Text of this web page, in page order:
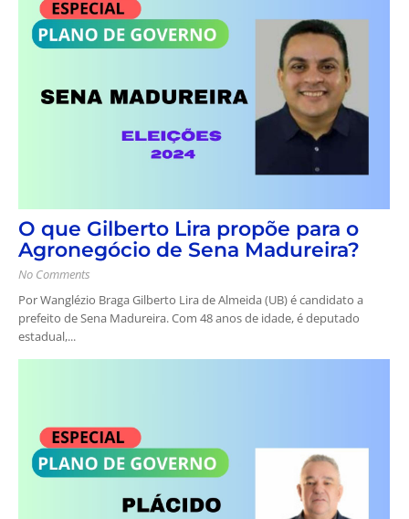
O que Gilberto Lira propõe para o
Agronegócio de Sena Madureira?
No Comments
Por Wanglézio Braga Gilberto Lira de Almeida (UB) é candidato a
prefeito de Sena Madureira. Com 48 anos de idade, é deputado
estadual,...